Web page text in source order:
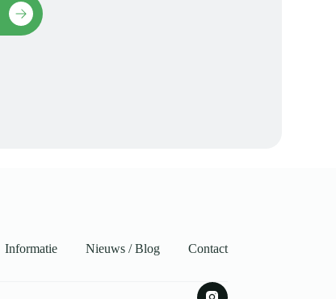
Informatie Nieuws / Blog Contact